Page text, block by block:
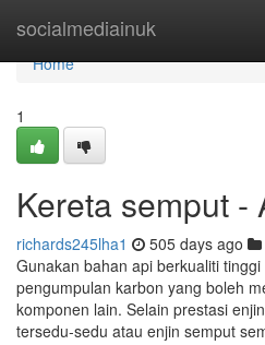
socialmediainuk
Home
Home
1
Kereta semput -
richards245lha1 505 days ago
Gunakan bahan api berkualiti
pengumpulan karbon yang boleh
komponen lain. Selain prestasi
tersedu-sedu atau enjin semput